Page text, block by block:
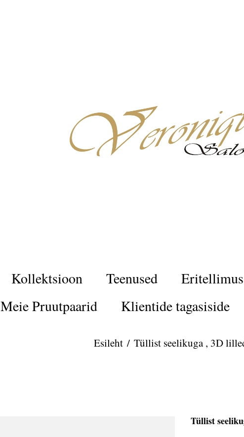
Kollektsioon Teenused Eritellimus
Meie Pruutpaarid
Klientide tagasiside
Esileht / Tüllist seelikuga , 3D
Tüllist